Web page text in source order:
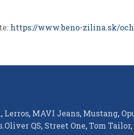
https://www.beno-zilina.sk/
, Lerros, MAVI Jeans, Mustang,
QS, Street One,Tom Tailor,